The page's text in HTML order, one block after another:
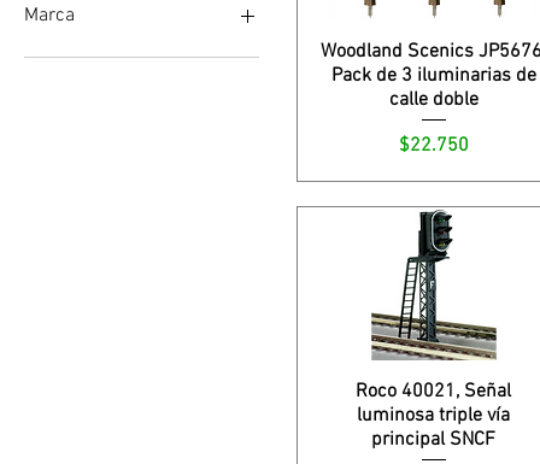
Marca
Brawa
Woodland Scenics
Pack de 3 iluminarias de
calle doble
Precio
$22.750
Roco 40021, Señal
luminosa triple vía
principal SNCF